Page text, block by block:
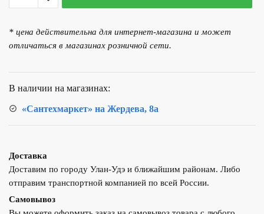
Комплект
шаровых
кранов
НР
(с
* цена действительна для интернет-магазина и может
отличаться в магазинах розничной сети.
В наличии на магазинах:
«Сантехмаркет» на Жердева, 8а
Доставка
Доставим по городу Улан-Удэ и ближайшим районам. Либо
отправим транспортной компанией по всей России.
Самовывоз